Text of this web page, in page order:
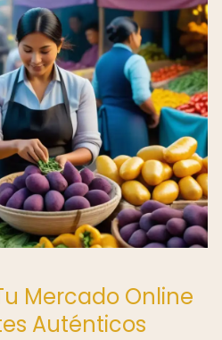
Mercado Online
Auténticos